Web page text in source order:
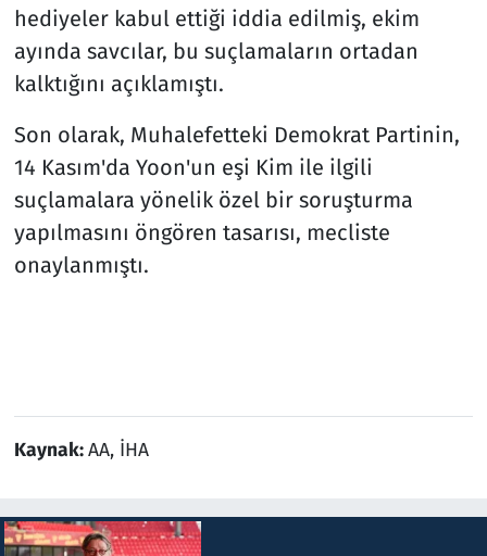
hediyeler kabul ettiği iddia edilmiş, ekim
ayında savcılar, bu suçlamaların ortadan
kalktığını açıklamıştı.
Son olarak, Muhalefetteki Demokrat Partinin,
14 Kasım'da Yoon'un eşi Kim ile ilgili
suçlamalara yönelik özel bir soruşturma
yapılmasını öngören tasarısı, mecliste
onaylanmıştı.
Kaynak:AA, İHA